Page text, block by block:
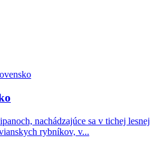
nachádzajúce sa v tichej lesnej
rybníkov, v...